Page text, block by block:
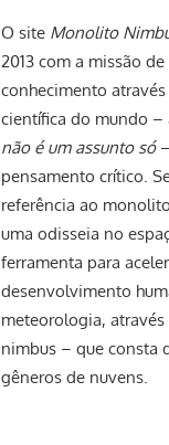
O site Monolito
2013 com a missão
conhecimento
científica do mundo –
não é um assunto só–
pensamento crítico.
referência ao
uma odisseia no
ferramenta para
desenvolvimento
meteorologia, através
nimbus – que consta
gêneros de nuvens.